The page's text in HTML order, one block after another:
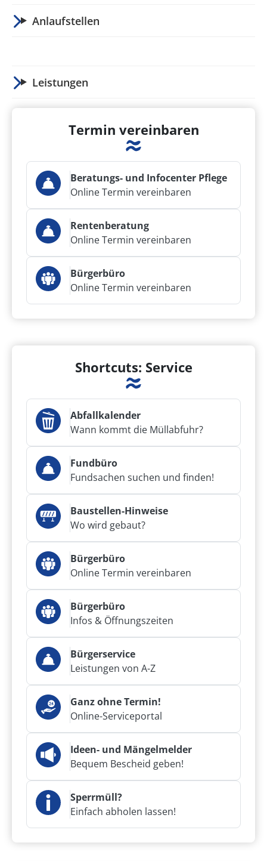
Anlaufstellen
Leistungen
Termin vereinbaren
Beratungs- und Infocenter Pflege
Online Termin vereinbaren
Rentenberatung
Online Termin vereinbaren
Bürgerbüro
Online Termin vereinbaren
Shortcuts: Service
Abfallkalender
Wann kommt die Müllabfuhr?
Fundbüro
Fundsachen suchen und finden!
Baustellen-Hinweise
Wo wird gebaut?
Bürgerbüro
Online Termin vereinbaren
Bürgerbüro
Infos & Öffnungszeiten
Bürgerservice
Leistungen von A-Z
Ganz ohne Termin!
Online-Serviceportal
Ideen- und Mängelmelder
Bequem Bescheid geben!
Sperrmüll?
Einfach abholen lassen!